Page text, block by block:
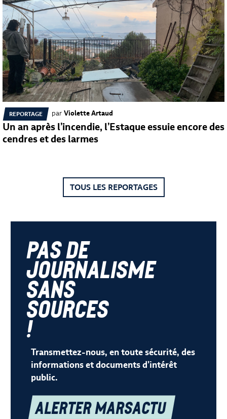
REPORTAGE par Violette Artaud
Un an après l’incendie, l’Estaque essuie encore des
cendres et des larmes
TOUS LES REPORTAGES
pas de
journalisme
sans
sources
!
Transmettez-nous, en toute sécurité, des
informations et documents d’intérêt
public.
Alerter Marsactu